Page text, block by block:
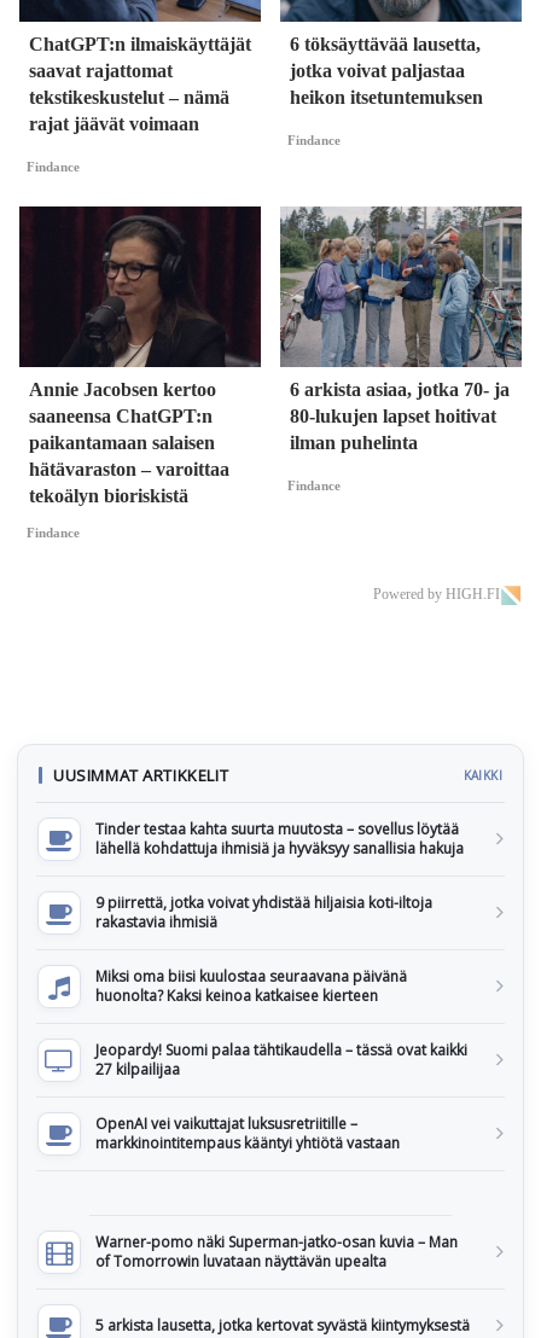
ChatGPT:n ilmaiskäyttäjät
saavat rajattomat
tekstikeskustelut – nämä
rajat jäävät voimaan
Findance
6 töksäyttävää lausetta,
jotka voivat paljastaa
heikon itsetuntemuksen
Findance
Annie Jacobsen kertoo
saaneensa ChatGPT:n
paikantamaan salaisen
hätävaraston – varoittaa
tekoälyn bioriskistä
Findance
6 arkista asiaa, jotka 70- ja
80-lukujen lapset hoitivat
ilman puhelinta
Findance
Powered by HIGH.FI
UUSIMMAT ARTIKKELIT KAIKKI
Tinder testaa kahta suurta muutosta – sovellus löytää
lähellä kohdattuja ihmisiä ja hyväksyy sanallisia hakuja
9 piirrettä, jotka voivat yhdistää hiljaisia koti-iltoja
rakastavia ihmisiä
Miksi oma biisi kuulostaa seuraavana päivänä
huonolta? Kaksi keinoa katkaisee kierteen
Jeopardy! Suomi palaa tähtikaudella – tässä ovat kaikki
27 kilpailijaa
OpenAI vei vaikuttajat luksusretriitille –
markkinointitempaus kääntyi yhtiötä vastaan
Warner-pomo näki Superman-jatko-osan kuvia – Man
of Tomorrowin luvataan näyttävän upealta
5 arkista lausetta, jotka kertovat syvästä kiintymyksestä